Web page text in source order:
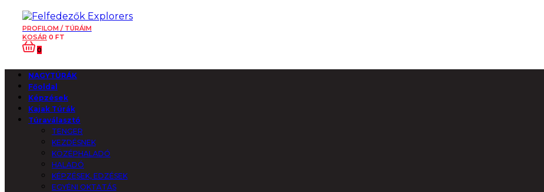
PROFILOM / TÚRÁIM
KOSÁR 0 FT
0
NAGYTÚRÁK
Főoldal
Képzések
Kajak Túrák
Túraválasztó
TENGER
KEZDÉSNEK
KÖZÉPHALADÓ
HALADÓ
KÉPZÉSEK, EDZÉSEK
EGYÉNI OKTATÁS